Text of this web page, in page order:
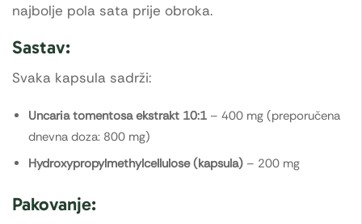
najbolje pola sata prije obroka.
Sastav:
Svaka kapsula sadrži:
Uncaria tomentosa ekstrakt 10:1 – 400 mg (preporučena
dnevna doza: 800 mg)
Hydroxypropylmethylcellulose (kapsula) – 200 mg
Pakovanje: